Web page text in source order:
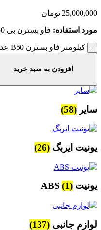
25,000,000 تومان
مورد استفاده: فاو بسترن بی 50
کیلومتر فاو بسترن B50 عدد
افزودن به سبد خرید
سایر (58)
یونیت ایربگ (26)
یونیت ABS (1)
لوازم جانبی (137)